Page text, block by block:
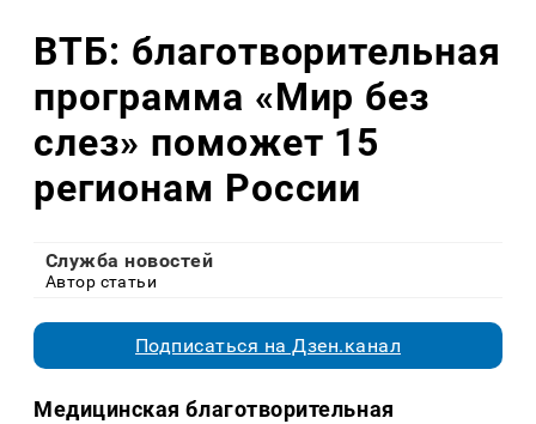
ВТБ: благотворительная
программа «Мир без
слез» поможет 15
регионам России
Служба новостей
Автор статьи
Подписаться на Дзен.канал
Медицинская благотворительная